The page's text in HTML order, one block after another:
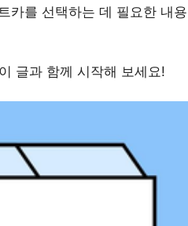
카를 선택하는 데 필요한 내용
글과 함께 시작해 보세요!